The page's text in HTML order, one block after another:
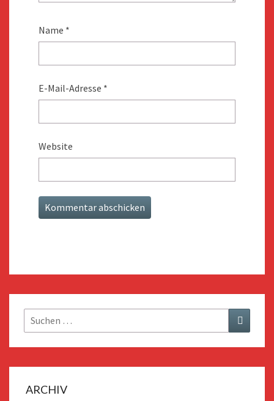
Name *
E-Mail-Adresse *
Website
Suchen
nach:
Suchen
ARCHIV